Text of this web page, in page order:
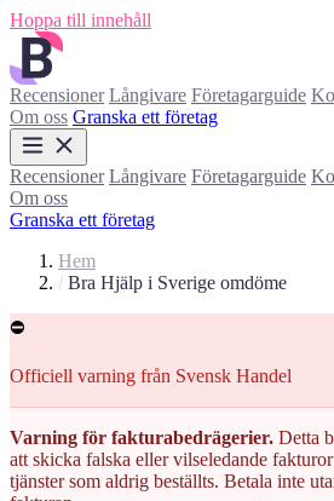
Hoppa till innehåll
Recensioner Långivare Företagarguide
Om oss Granska ett företag
Recensioner Långivare Företagarguide
Om oss
Granska ett företag
Hem
/ Bra Hjälp i Sverige omdöme
⛔
Officiell varning från Svensk Handel
Varning för fakturabedrägerier. Detta
att skicka falska eller vilseledande
tjänster som aldrig beställts. Betala inte